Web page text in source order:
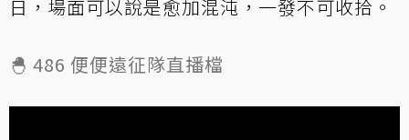
日，場面可以說是愈加混沌，一發不可收拾。
🐣 486 便便遠征隊直播檔